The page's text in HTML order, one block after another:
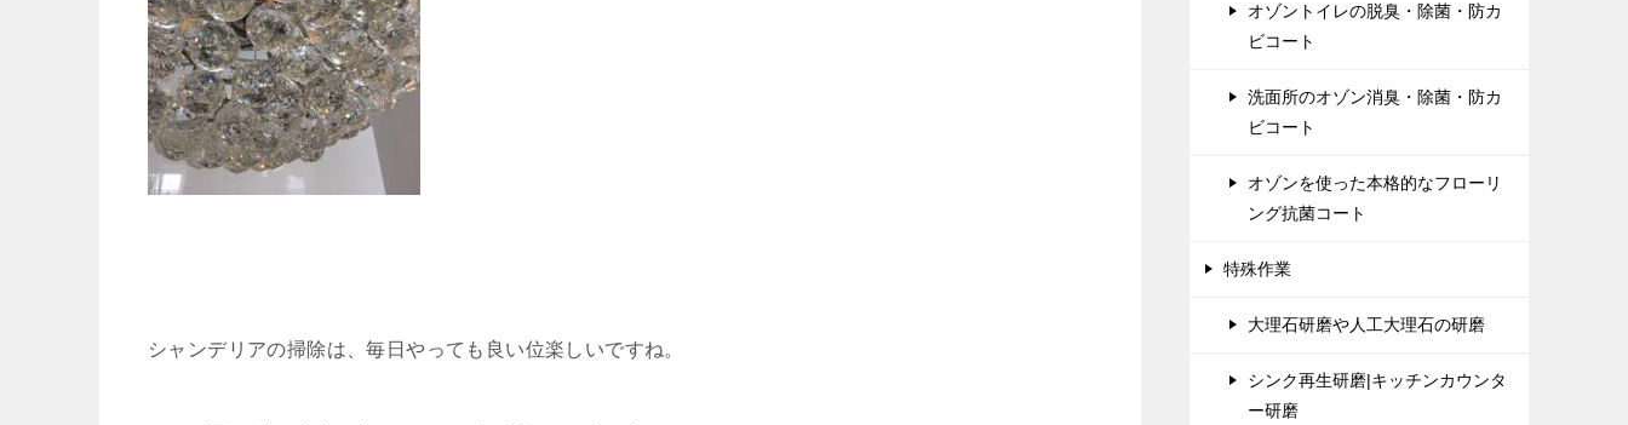
シャンデリアの掃除は、毎日やっても良い位楽しいですね。
オゾントイレの脱臭・除菌・防カ
ビコート
洗面所のオゾン消臭・除菌・防カ
ビコート
オゾンを使った本格的なフローリ
ング抗菌コート
特殊作業
大理石研磨や人工大理石の研磨
シンク再生研磨|キッチンカウンタ
ー研磨